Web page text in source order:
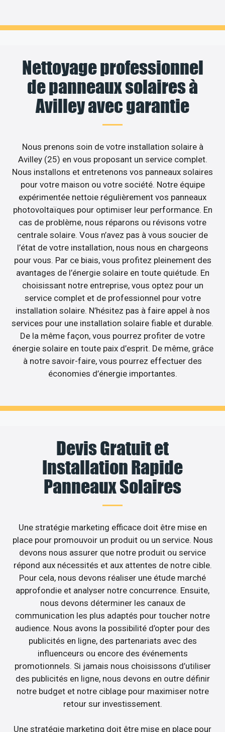
Nettoyage professionnel
de panneaux solaires à
Avilley avec garantie
Nous prenons soin de votre installation solaire à
Avilley (25) en vous proposant un service complet.
Nous installons et entretenons vos panneaux solaires
pour votre maison ou votre société. Notre équipe
expérimentée nettoie régulièrement vos panneaux
photovoltaïques pour optimiser leur performance. En
cas de problème, nous réparons ou révisons votre
centrale solaire. Vous n’avez pas à vous soucier de
l’état de votre installation, nous nous en chargeons
pour vous. Par ce biais, vous profitez pleinement des
avantages de l’énergie solaire en toute quiétude. En
choisissant notre entreprise, vous optez pour un
service complet et de professionnel pour votre
installation solaire. N’hésitez pas à faire appel à nos
services pour une installation solaire fiable et durable.
De la même façon, vous pourrez profiter de votre
énergie solaire en toute paix d’esprit. De même, grâce
à notre savoir-faire, vous pourrez effectuer des
économies d’énergie importantes.
Devis Gratuit et
Installation Rapide
Panneaux Solaires
Une stratégie marketing efficace doit être mise en
place pour promouvoir un produit ou un service. Nous
devons nous assurer que notre produit ou service
répond aux nécessités et aux attentes de notre cible.
Pour cela, nous devons réaliser une étude marché
approfondie et analyser notre concurrence. Ensuite,
nous devons déterminer les canaux de
communication les plus adaptés pour toucher notre
audience. Nous avons la possibilité d’opter pour des
publicités en ligne, des partenariats avec des
influenceurs ou encore des événements
promotionnels. Si jamais nous choisissons d’utiliser
des publicités en ligne, nous devons en outre définir
notre budget et notre ciblage pour maximiser notre
retour sur investissement.
Une stratégie marketing doit être mise en place pour